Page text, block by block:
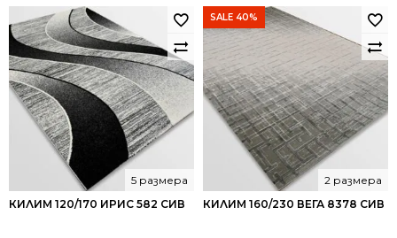
КИЛИМ 120/170 ИРИС 582 СИВ
5 размера
SALE 40%
КИЛИМ 160/230 ВЕГА 8378 СИВ
2 размера